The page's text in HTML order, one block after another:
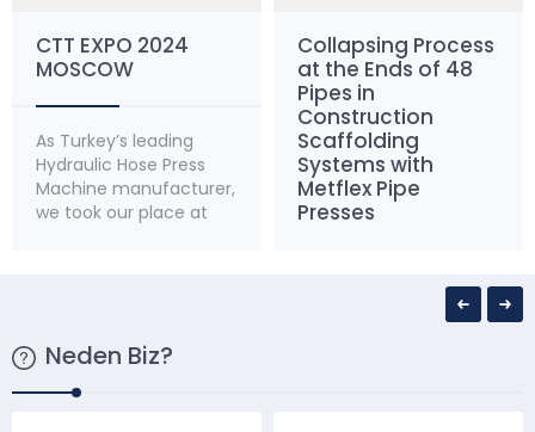
CTT EXPO 2024
MOSCOW
As Turkey’s leading
Hydraulic Hose Press
Machine manufacturer,
we took our place at
manufacturer, Metsan
Collapsing Process
at the Ends of 48
Pipes in
Construction
Scaffolding
Systems with
Metflex Pipe
Presses
Neden Biz?